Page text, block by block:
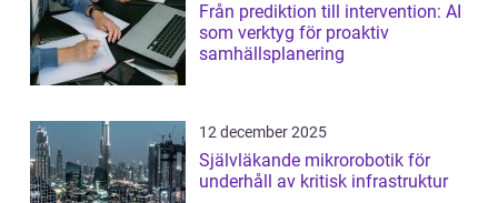
Från prediktion till intervention: AI
som verktyg för proaktiv
samhällsplanering
12 december 2025
Självläkande mikrorobotik för
underhåll av kritisk infrastruktur